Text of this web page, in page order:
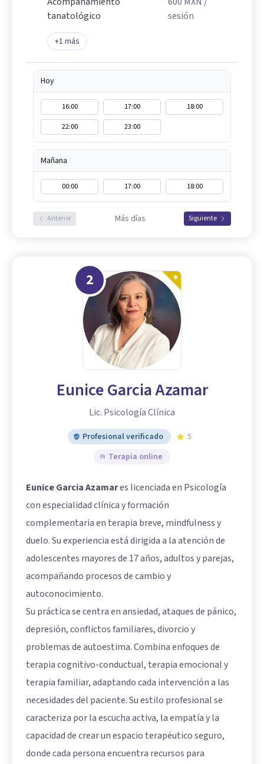
tanatológico
sesión
+1 más
Hoy
16:00 17:00
18:00
22:00
23:00
Mañana
00:00 17:00 18:00
Anterior Más días Siguiente
2
Eunice Garcia Azamar
Lic. Psicología Clínica
Profesional verificado
5
Terapia online
Eunice Garcia Azamares licenciada en Psicología
con especialidad clínica y formación
complementaria en terapia breve, mindfulness y
duelo. Su experiencia está dirigida a la atención de
adolescentes mayores de 17 años, adultos y parejas,
acompañando procesos de cambio y
autoconocimiento.
Su práctica se centra en ansiedad, ataques de pánico,
depresión, conflictos familiares, divorcio y
problemas de autoestima. Combina enfoques de
terapia cognitivo-conductual, terapia emocional y
terapia familiar, adaptando cada intervención a las
necesidades del paciente. Su estilo profesional se
caracteriza por la escucha activa, la empatía y la
capacidad de crear un espacio terapéutico seguro,
donde cada persona encuentra recursos para